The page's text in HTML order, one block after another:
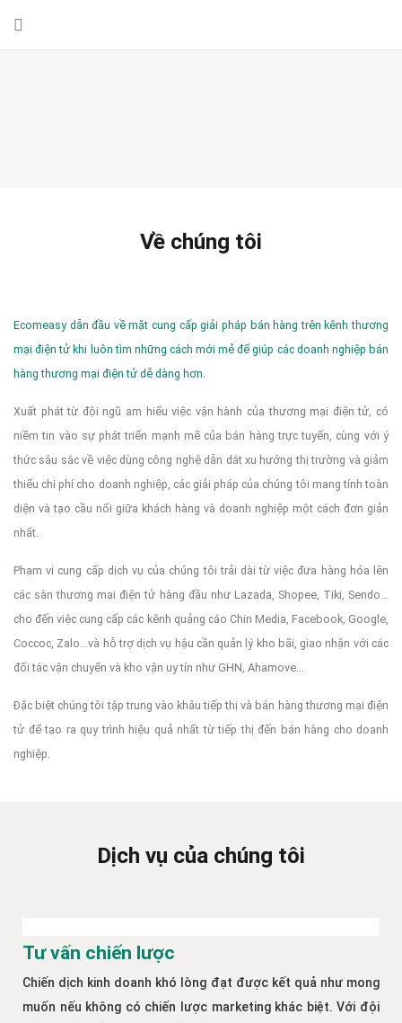
Về chúng tôi
Ecomeasy dẫn đầu về mặt cung cấp giải pháp bán hàng trên kênh thương
mại điện tử khi luôn tìm những cách mới mẻ để giúp các doanh nghiệp bán
hàng thương mại điện tử dễ dàng hơn.
Xuất phát từ đội ngũ am hiểu việc vận hành của thương mại điện tử, có
niềm tin vào sự phát triển mạnh mẽ của bán hàng trực tuyến, cùng với ý
thức sâu sắc về việc dùng công nghệ dẫn dắt xu hướng thị trường và giảm
thiểu chi phí cho doanh nghiệp, các giải pháp của chúng tôi mang tính toàn
diện và tạo cầu nối giữa khách hàng và doanh nghiệp một cách đơn giản
nhất.
Phạm vi cung cấp dịch vụ của chúng tôi trải dài từ việc đưa hàng hóa lên
các sàn thương mại điện tử hàng đầu như Lazada, Shopee, Tiki, Sendo...
cho đến việc cung cấp các kênh quảng cáo Chin Media, Facebook, Google,
Coccoc, Zalo...và hỗ trợ dịch vụ hậu cần quản lý kho bãi, giao nhận với các
đối tác vận chuyển và kho vận uy tín như GHN, Ahamove...
Đặc biệt chúng tôi tập trung vào khâu tiếp thị và bán hàng thương mại điện
tử để tạo ra quy trình hiệu quả nhất từ tiếp thị đến bán hàng cho doanh
nghiệp.
Dịch vụ của chúng tôi
Tư vấn chiến lược
Chiến dịch kinh doanh khó lòng đạt được kết quả như mong
muốn nếu không có chiến lược marketing khác biệt. Với đội